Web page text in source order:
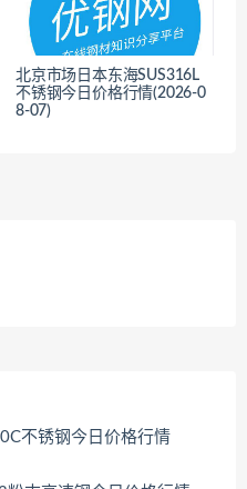
北京市场日本东海SUS316L
不锈钢今日价格行情(2026-0
8-07)
不锈钢今日价格行情